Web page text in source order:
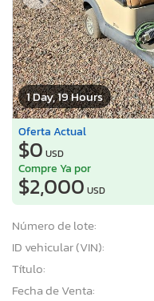
1 Day, 19 Hours
Oferta Actual
$0 USD
Compre Ya por
$2,000 USD
Número de lote:
ID vehicular (VIN):
Título:
Fecha de Venta: